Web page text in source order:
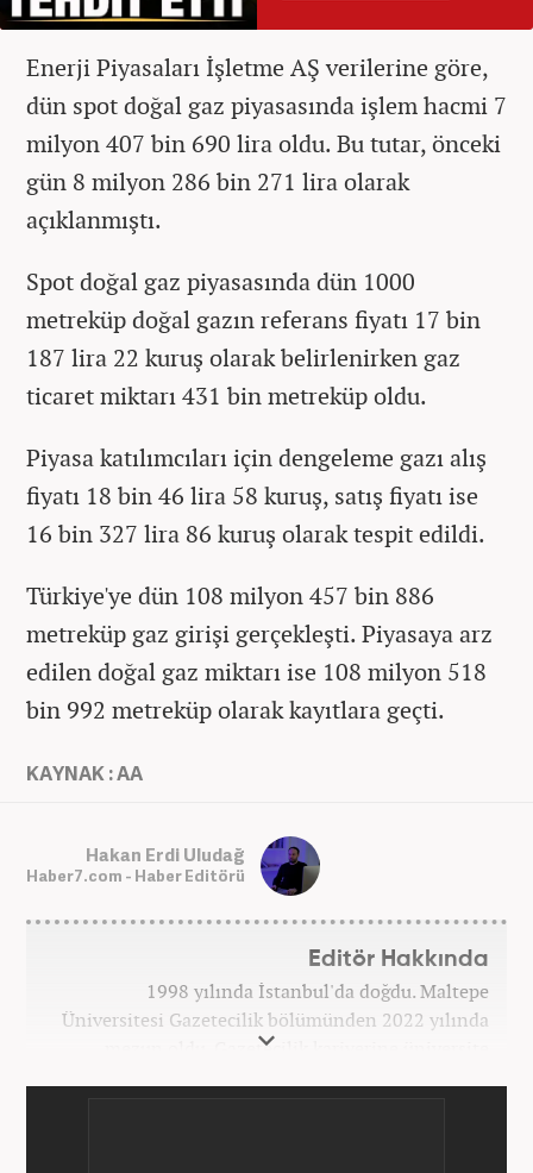
Enerji Piyasaları İşletme AŞ verilerine göre,
dün spot doğal gaz piyasasında işlem hacmi 7
milyon 407 bin 690 lira oldu. Bu tutar, önceki
gün 8 milyon 286 bin 271 lira olarak
açıklanmıştı.
Spot doğal gaz piyasasında dün 1000
metreküp doğal gazın referans fiyatı 17 bin
187 lira 22 kuruş olarak belirlenirken gaz
ticaret miktarı 431 bin metreküp oldu.
Piyasa katılımcıları için dengeleme gazı alış
fiyatı 18 bin 46 lira 58 kuruş, satış fiyatı ise
16 bin 327 lira 86 kuruş olarak tespit edildi.
Türkiye'ye dün 108 milyon 457 bin 886
metreküp gaz girişi gerçekleşti. Piyasaya arz
edilen doğal gaz miktarı ise 108 milyon 518
bin 992 metreküp olarak kayıtlara geçti.
KAYNAK : AA
Hakan Erdi Uludağ
Haber7.com - Haber Editörü
Editör Hakkında
1998 yılında İstanbul'da doğdu. Maltepe
Üniversitesi Gazetecilik bölümünden 2022 yılında
mezun oldu. Gazetecilik kariyerine üniversite